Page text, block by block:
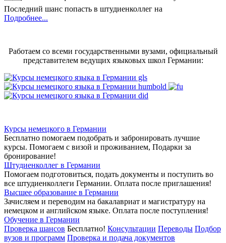
Последний шанс попасть в штудиенколлег на
Подробнее...
Работаем со всеми государственными вузами, официальный
представителем ведущих языковых школ Германии:
Курсы немецкого в Германии
Бесплатно помогаем подобрать и забронировать лучшие
курсы. Помогаем с визой и проживанием, Подарки за
бронирование!
Штудиенколлег в Германии
Помогаем подготовиться, подать документы и поступить во
все штудиенколлеги Германии. Оплата после приглашения!
Высшее образование в Германии
Зачисляем и переводим на бакалавриат и магистратуру на
немецком и английском языке. Оплата после поступления!
Обучение в Германии
Проверка шансов Бесплатно! Консультации Переводы Подбор
вузов и программ Проверка и подача документов